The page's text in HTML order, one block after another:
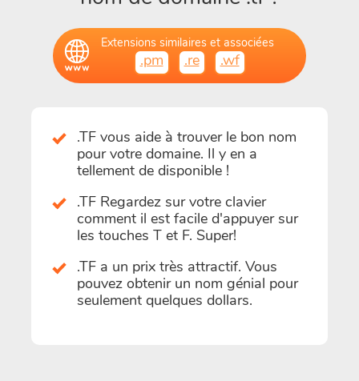
Extensions similaires et associées
.pm .re .wf
.TF vous aide à trouver le bon nom
pour votre domaine. Il y en a
tellement de disponible !
.TF Regardez sur votre clavier
comment il est facile d'appuyer sur
les touches T et F. Super!
.TF a un prix très attractif. Vous
pouvez obtenir un nom génial pour
seulement quelques dollars.